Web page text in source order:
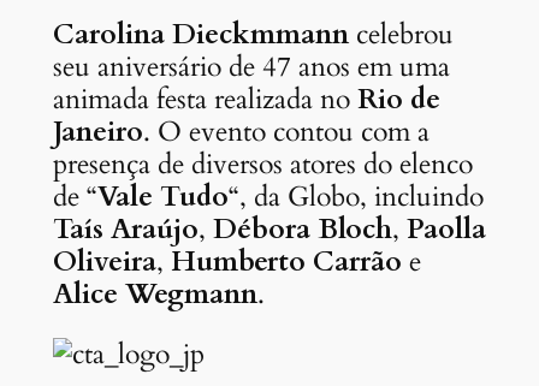
Carolina Dieckmmanncelebrou
seu aniversário de 47 anos em uma
animada festa realizada noRio de
Janeiro. O evento contou com a
presença de diversos atores do elenco
de “Vale Tudo“, da Globo, incluindo
Taís Araújo, Débora Bloch, Paolla
Oliveira, Humberto Carrão e
Alice Wegmann.